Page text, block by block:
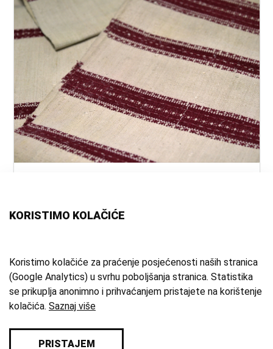
vrsta
ručnik
materijal:
lan ; pamuk ; domaće platno
mjesto:
Domaslovec
zbirka:
Etnografska zbirka
KORISTIMO KOLAČIĆE
Koristimo kolačiće za praćenje posjećenosti naših stranica
(Google Analytics) u svrhu poboljšanja stranica. Statistika
se prikuplja anonimno i prihvaćanjem pristajete na korištenje
kolačića. Saznaj više
PRISTAJEM